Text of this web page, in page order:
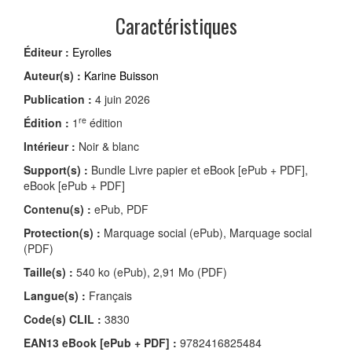
Caractéristiques
Éditeur : Eyrolles
Auteur(s) : Karine Buisson
Publication : 4 juin 2026
Édition : 1 re édition
Intérieur : Noir & blanc
Support(s) : Bundle Livre papier et eBook [ePub + PDF],
eBook [ePub + PDF]
Contenu(s) : ePub, PDF
Protection(s) : Marquage social (ePub), Marquage social
(PDF)
Taille(s) : 540 ko (ePub), 2,91 Mo (PDF)
Langue(s) : Français
Code(s) CLIL : 3830
EAN13 eBook [ePub + PDF] : 9782416825484